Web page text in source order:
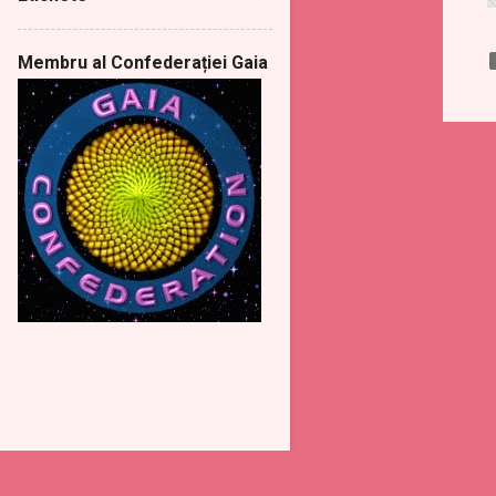
ianuarie
10
2024
decembrie
noiembrie
5
octombrie
6
septembrie
4
august
4
aprilie
6
Membru al Confederației Gaia